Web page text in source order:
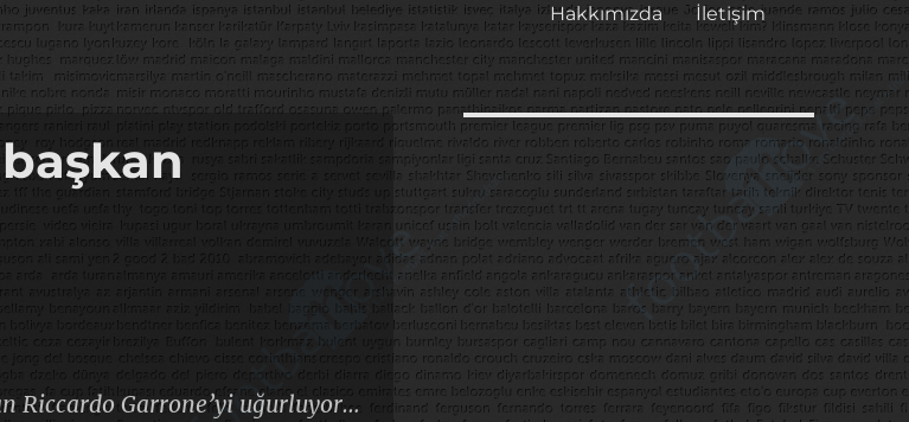
Hakkımızda İletişim
Riccardo Garrone’yi uğurluyor…